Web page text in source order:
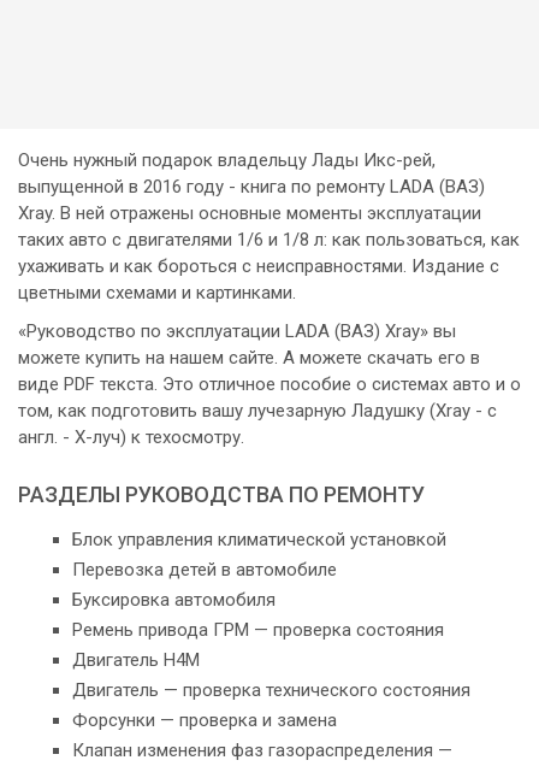
Очень нужный подарок владельцу Лады Икс-рей,
выпущенной в 2016 году - книга по ремонту LADA (ВАЗ)
Xray. В ней отражены основные моменты эксплуатации
таких авто с двигателями 1/6 и 1/8 л: как пользоваться, как
ухаживать и как бороться с неисправностями. Издание с
цветными схемами и картинками.
«Руководство по эксплуатации LADA (ВАЗ) Xray» вы
можете купить на нашем сайте. А можете скачать его в
виде PDF текста. Это отличное пособие о системах авто и о
том, как подготовить вашу лучезарную Ладушку (Xray - с
англ. - Х-луч) к техосмотру.
РАЗДЕЛЫ РУКОВОДСТВА ПО РЕМОНТУ
Блок управления климатической установкой
Перевозка детей в автомобиле
Буксировка автомобиля
Ремень привода ГРМ — проверка состояния
Двигатель H4M
Двигатель — проверка технического состояния
Форсунки — проверка и замена
Клапан изменения фаз газораспределения —